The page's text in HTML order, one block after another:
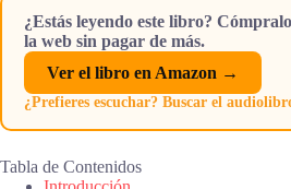
¿Estás leyendo este libro?
la web sin pagar de más.
Ver el libro en Amazon →
¿Prefieres escuchar? Buscar el
Tabla de Contenidos